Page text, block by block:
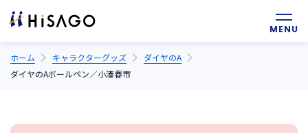
ホーム キャラクターグッズ
ダイヤのA
ダイヤのAボールペン／小湊春市